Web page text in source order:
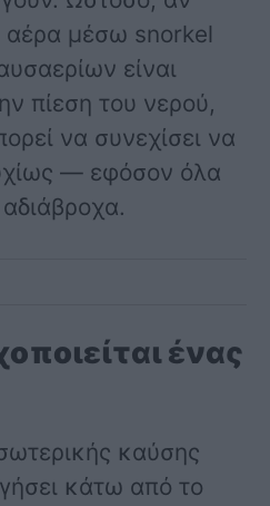
αέρα μέσω snorkel
είναι
πίεση του νερού,
να συνεχίσει να
— εφόσον όλα
ένας
καύσης
κάτω από το